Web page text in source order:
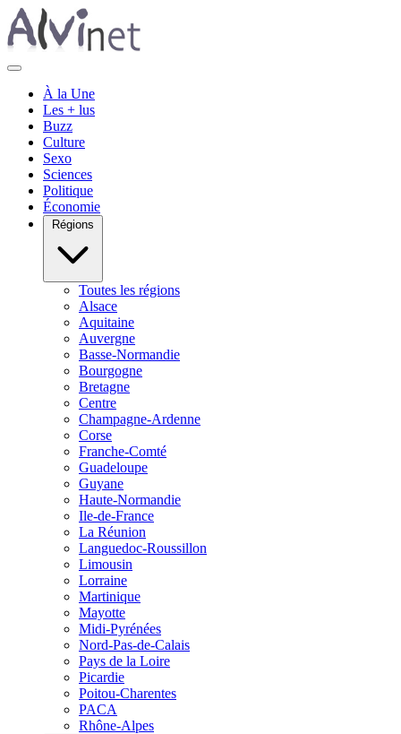
À la Une
Les + lus
Buzz
Culture
Sexo
Sciences
Politique
Économie
Régions
Toutes les régions
Alsace
Aquitaine
Auvergne
Basse-Normandie
Bourgogne
Bretagne
Centre
Champagne-Ardenne
Corse
Franche-Comté
Guadeloupe
Guyane
Haute-Normandie
Ile-de-France
La Réunion
Languedoc-Roussillon
Limousin
Lorraine
Martinique
Mayotte
Midi-Pyrénées
Nord-Pas-de-Calais
Pays de la Loire
Picardie
Poitou-Charentes
PACA
Rhône-Alpes